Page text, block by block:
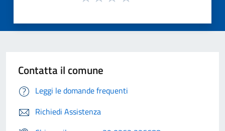
Contatta il comune
Leggi le domande frequenti
Richiedi Assistenza